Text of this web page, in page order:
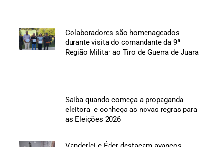
Colaboradores são homenageados
durante visita do comandante da 9ª
Região Militar ao Tiro de Guerra de Juara
Saiba quando começa a propaganda
eleitoral e conheça as novas regras para
as Eleições 2026